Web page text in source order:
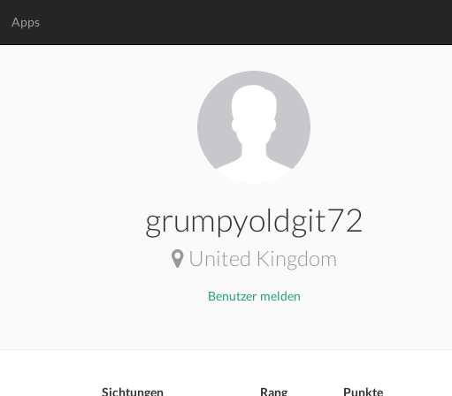
Apps
grumpyoldgit72
United Kingdom
Benutzer melden
Sichtungen Rang Punkte